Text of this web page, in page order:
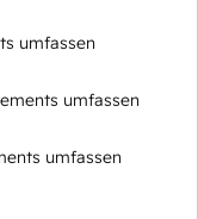
umfassen
umfassen
umfassen